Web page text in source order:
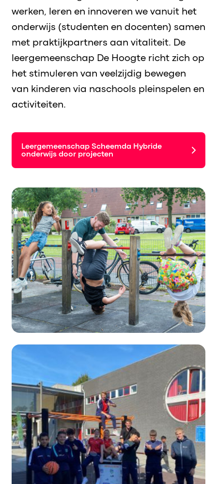
werken, leren en innoveren we vanuit het
onderwijs (studenten en docenten) samen
met praktijkpartners aan vitaliteit. De
leergemeenschap De Hoogte richt zich op
het stimuleren van veelzijdig bewegen
van kinderen via naschools pleinspelen en
activiteiten.
Leergemeenschap Scheemda Hybride
onderwijs door projecten